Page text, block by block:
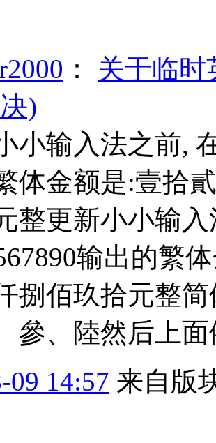
： 关于临时
)
小输入法之前,
体金额是:壹拾
整更新小小输
输出的繁
捌佰玖拾元整
參、陸然后上
09 14:57 来自版